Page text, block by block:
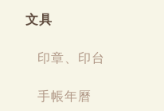
文具
印章、印台
手帳年曆